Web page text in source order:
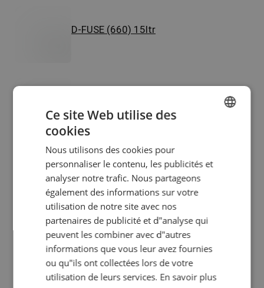
D-FUSE (660) 15ltr
Q3 White (880) 20kg
Q4 White (880) 20kg
FRENCH
Ce site Web utilise des
cookies
Nous utilisons des cookies pour
personnaliser le contenu, les publicités et
analyser notre trafic. Nous partageons
également des informations sur votre
utilisation de notre site avec nos
partenaires de publicité et d"analyse qui
peuvent les combiner avec d"autres
informations que vous leur avez fournies
ou qu"ils ont collectées lors de votre
utilisation de leurs services. En savoir plus